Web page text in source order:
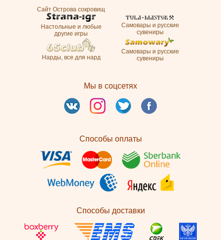
Сайт Острова сокровищ
Настольные и любые
другие игры
Самовары и русские
сувениры
Нарды, все для нард
Самовары и русские
сувениры
Мы в соцсетях
Способы оплаты
Способы доставки